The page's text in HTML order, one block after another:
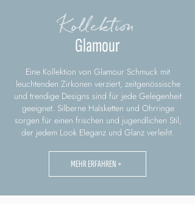
Kollektion
Glamour
Eine Kollektion von Glamour Schmuck mit
leuchtenden Zirkonen verziert, zeitgenössische
und trendige Designs sind für jede Gelegenheit
geeignet. Silberne Halsketten und Ohrringe
sorgen für einen frischen und jugendlichen Stil,
der jedem Look Eleganz und Glanz verleiht.
MEHR ERFAHREN >